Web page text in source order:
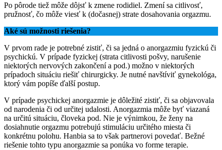
Po pôrode tiež môže dôjsť k zmene rodidiel. Zmení sa citlivosť,
pružnosť, čo môže viesť k (dočasnej) strate dosahovania orgazmu.
Aké sú možnosti riešenia?
V prvom rade je potrebné zistiť, či sa jedná o anorgazmiu fyzickú či
psychickú. V prípade fyzickej (strata citlivosti pošvy, narušenie
niektorých nervových zakončení a pod.) možno v niektorých
prípadoch situáciu riešiť chirurgicky. Je nutné navštíviť gynekológa,
ktorý vám popíše ďalší postup.
V prípade psychickej anorgazmie je dôležité zistiť, či sa objavovala
od narodenia či od určitej udalosti. Anorgazmia môže byť viazaná
na určitú situáciu, človeka pod. Nie je výnimkou, že ženy na
dosiahnutie orgazmu potrebujú stimuláciu určitého miesta či
konkrétnu polohu. Hanbia sa to však partnerovi povedať. Bežné
riešenie tohto typu anorgazmie sa ponúka vo forme terapie.